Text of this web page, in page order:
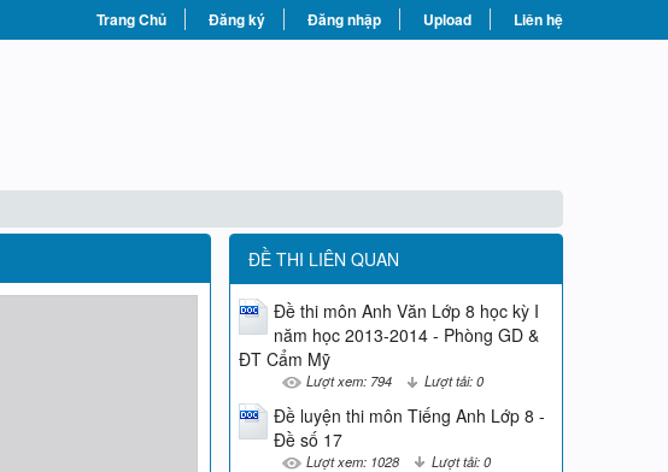
Trang Chủ Đăng ký Đăng nhập Upload Liên hệ
ĐỀ THI LIÊN QUAN
Đề thi môn Anh Văn Lớp 8 học kỳ I
năm học 2013-2014 - Phòng GD &
ĐT Cẩm Mỹ
Lượt xem: 794 Lượt tải: 0
Đề luyện thi môn Tiếng Anh Lớp 8 -
Đề số 17
Lượt xem: 1028 Lượt tải: 0